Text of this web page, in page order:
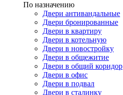
По назначению
Двери антивандальные
Двери бронированные
Двери в квартиру
Двери в котельную
Двери в новостройку
Двери в общежитие
Двери в общий коридор
Двери в офис
Двери в подвал
Двери в сталинку